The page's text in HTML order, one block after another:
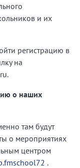
и их
регистрацию в
на
о наших
там будут
о мероприятиях
центром
.